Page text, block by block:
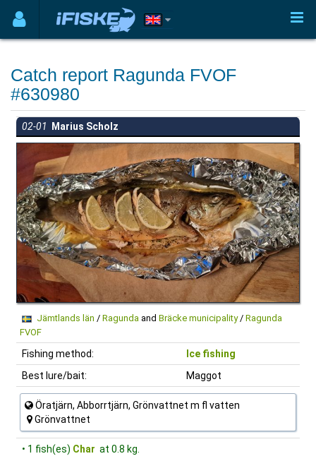
Catch report Ragunda FVOF
#630980
02-01 Marius Scholz
Jämtlands län / Ragundaand Bräcke municipality/ Ragunda
FVOF
Fishing method:
Ice fishing
Best lure/bait:
Maggot
Öratjärn, Abborrtjärn, Grönvattnet m fl vatten
Grönvattnet
• 1 fish(es) Char at 0.8 kg.